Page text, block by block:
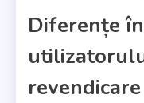
Diferențe
revendicare